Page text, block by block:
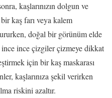
kaşlarınızın dolgun ve
kaş farı veya kalem
doğal bir görünüm elde
ince ince çizgiler çizmeye dikkat
için bir kaş maskarası
kaşlarınıza şekil verirken
riskini azaltır.